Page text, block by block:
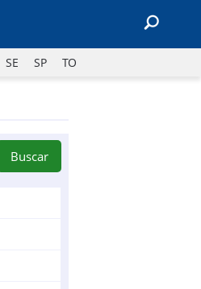
SE SP TO
Buscar